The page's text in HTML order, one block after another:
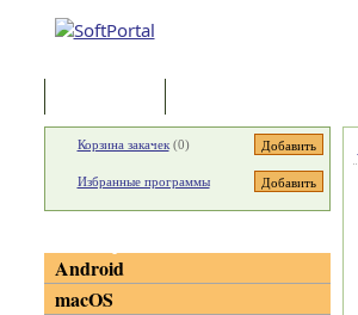
Корзина закачек(0)
Избранные программы
Android
macOS